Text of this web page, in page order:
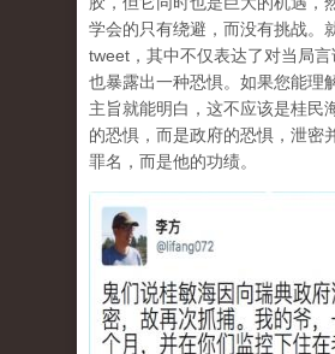
学会的只有绕避，而没有挑战。
tweet，其中不仅表达了对当局
也暴露出一种恐惧。如果您能理
主旨就能明白，这不应该是桂民
的恐惧，而是政府的恐惧，泄密
罪名，而是他的功绩。